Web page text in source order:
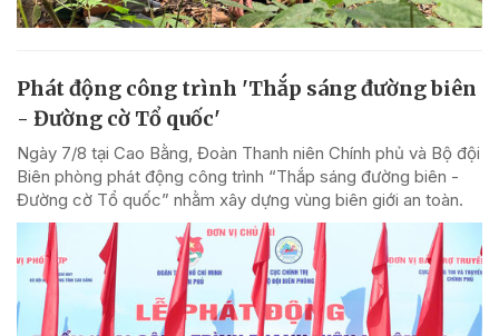
Phát động công trình 'Thắp sáng đường biên
- Đường cờ Tổ quốc'
Ngày 7/8 tại Cao Bằng, Đoàn Thanh niên Chính phủ và Bộ đội
Biên phòng phát động công trình “Thắp sáng đường biên -
Đường cờ Tổ quốc” nhằm xây dựng vùng biên giới an toàn.